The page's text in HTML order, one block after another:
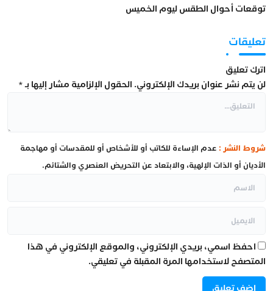
توقعات أحوال الطقس ليوم الخميس
تعليقات
اترك تعليق
لن يتم نشر عنوان بريدك الإلكتروني. الحقول الإلزامية مشار إليها بـ*
شروط النشر : عدم الإساءة للكاتب أو للأشخاص أو للمقدسات أو مهاجمة
الأديان أو الذات الإلهية، والابتعاد عن التحريض العنصري والشتائم.
احفظ اسمي، بريدي الإلكتروني، والموقع الإلكتروني في هذا
المتصفح لاستخدامها المرة المقبلة في تعليقي.